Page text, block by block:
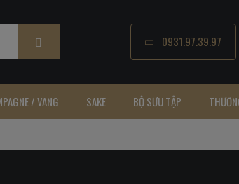
0931.97.39.97
/ VANG SAKE BỘ SƯU TẬP